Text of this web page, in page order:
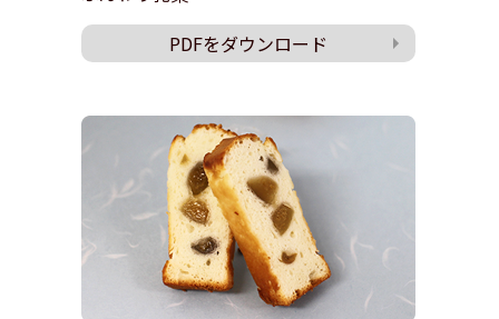
PDFをダウンロード